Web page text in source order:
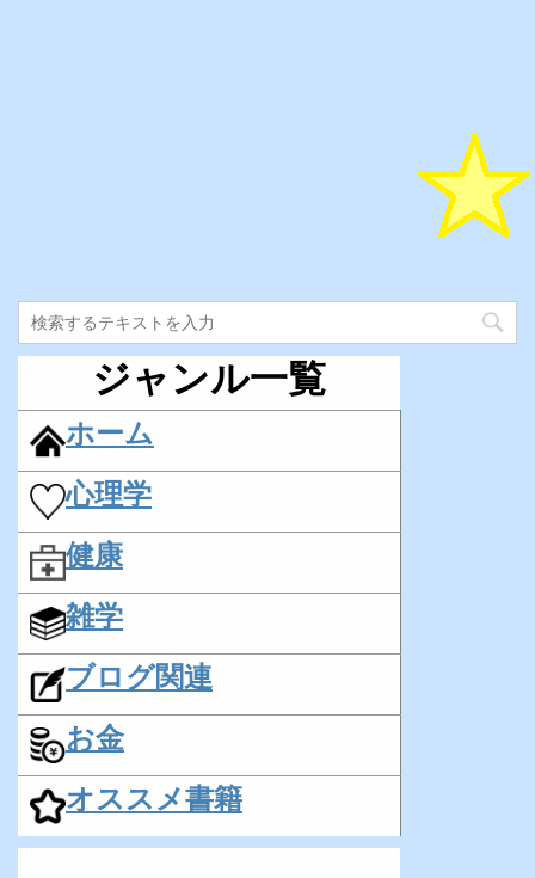
ジャンル一覧
ホーム
心理学
健康
雑学
ブログ関連
お金
オススメ書籍